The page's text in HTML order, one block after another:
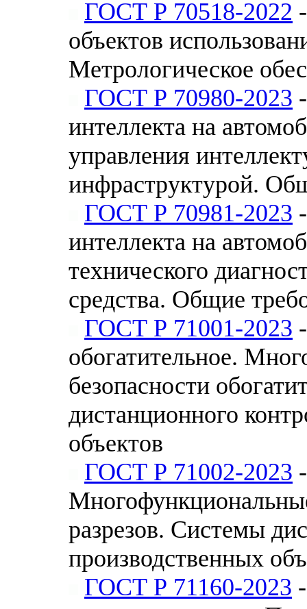
ГОСТ Р 70518-2022
объектов
Метрологическое
ГОСТ Р 70980-2023
интеллекта на
управления
инфраструктурой.
ГОСТ Р 70981-2023
интеллекта на
технического
средства. Общие
ГОСТ Р 71001-2023
обогатительное.
безопасности
дистанционного
объектов
ГОСТ Р 71002-2023
разрезов. Системы
производственных
ГОСТ Р 71160-2023